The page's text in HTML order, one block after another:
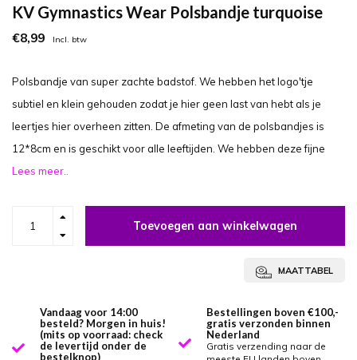
KV Gymnastics Wear Polsbandje turquoise
€8,99 Incl. btw
Polsbandje van super zachte badstof. We hebben het logo'tje
subtiel en klein gehouden zodat je hier geen last van hebt als je
leertjes hier overheen zitten. De afmeting van de polsbandjes is
12*8cm en is geschikt voor alle leeftijden. We hebben deze fijne
Lees meer..
Toevoegen aan winkelwagen
MAATTABEL
Vandaag voor 14:00
besteld? Morgen in huis!
(mits op voorraad: check
de levertijd onder de
bestelknop)
Bestellingen boven €100,-
gratis verzonden binnen
Nederland
Gratis verzending naar de